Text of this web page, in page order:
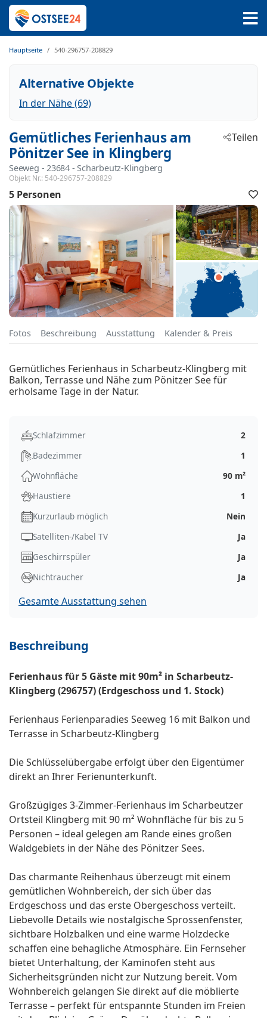
Hauptseite 540-296757-208829
Alternative Objekte
In der Nähe (69)
Gemütliches Ferienhaus am
Pönitzer See in Klingberg
Seeweg - 23684 - Scharbeutz-Klingberg
Objekt Nr.: 540-296757-208829
Teilen
5 Personen
Fotos Beschreibung Ausstattung Kalender & Preis
Gemütliches Ferienhaus in Scharbeutz-Klingberg mit
Balkon, Terrasse und Nähe zum Pönitzer See für
erholsame Tage in der Natur.
Schlafzimmer
2
Badezimmer
1
Wohnfläche
90 m²
Haustiere
1
Kurzurlaub möglich
Nein
Satelliten-/Kabel TV
Ja
Geschirrspüler
Ja
Nichtraucher
Ja
Gesamte Ausstattung sehen
Beschreibung
Ferienhaus für 5 Gäste mit 90m² in Scharbeutz-
Klingberg (296757) (Erdgeschoss und 1. Stock)
Ferienhaus Ferienparadies Seeweg 16 mit Balkon und
Terrasse in Scharbeutz-Klingberg
Die Schlüsselübergabe erfolgt über den Eigentümer
direkt an Ihrer Ferienunterkunft.
Großzügiges 3-Zimmer-Ferienhaus im Scharbeutzer
Ortsteil Klingberg mit 90 m² Wohnfläche für bis zu 5
Personen – ideal gelegen am Rande eines großen
Waldgebiets in der Nähe des Pönitzer Sees.
Das charmante Reihenhaus überzeugt mit einem
gemütlichen Wohnbereich, der sich über das
Erdgeschoss und das erste Obergeschoss verteilt.
Liebevolle Details wie nostalgische Sprossenfenster,
sichtbare Holzbalken und eine warme Holzdecke
schaffen eine behagliche Atmosphäre. Ein Fernseher
bietet Unterhaltung, der Kaminofen steht aus
Sicherheitsgründen nicht zur Nutzung bereit. Vom
Wohnbereich gelangen Sie direkt auf die möblierte
Terrasse – perfekt für entspannte Stunden im Freien